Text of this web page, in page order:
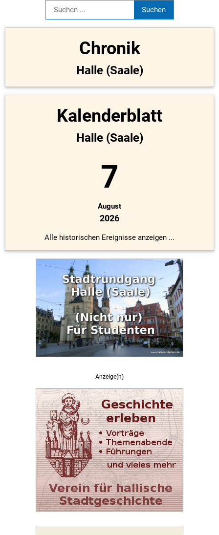
Chronik
Halle (Saale)
Kalenderblatt
Halle (Saale)
7
August
2026
Alle historischen Ereignisse anzeigen ...
Anzeige(n)